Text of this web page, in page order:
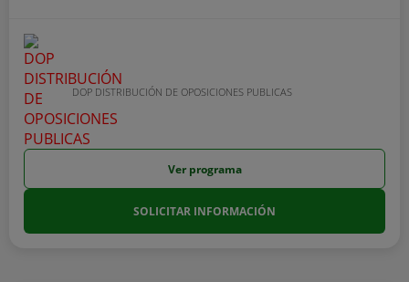
DOP DISTRIBUCIÓN DE OPOSICIONES PUBLICAS
Ver programa
SOLICITAR INFORMACIÓN